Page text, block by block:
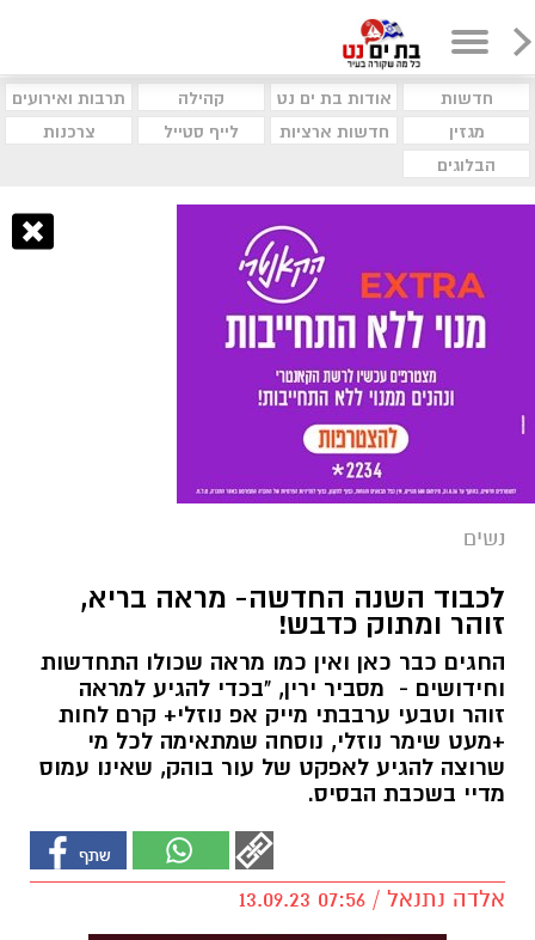
חדשות אודות בת ים נט קהילה
תרבות ואירועים
מגזין
חדשות ארציות לייף סטייל
צרכנות
הבלוגים
נשים
לכבוד השנה החדשה- מראה בריא,
זוהר ומתוק כדבש!
החגים כבר כאן ואין כמו מראה שכולו התחדשות
וחידושים - מסביר ירין, "בכדי להגיע למראה
זוהר וטבעי ערבבתי מייק אפ נוזלי+ קרם לחות
+מעט שימר נוזלי, נוסחה שמתאימה לכל מי
שרוצה להגיע לאפקט של עור בוהק, שאינו עמוס
מדיי בשכבת הבסיס.
אלדה נתנאל / 07:56 13.09.23